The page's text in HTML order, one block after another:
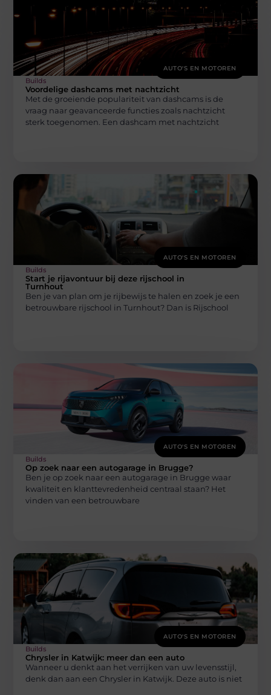
AUTO'S EN MOTOREN
Builds
Voordelige dashcams met nachtzicht
Met de groeiende populariteit van dashcams is de
vraag naar geavanceerde functies zoals nachtzicht
sterk toegenomen. Een dashcam met nachtzicht
AUTO'S EN MOTOREN
Builds
Start je rijavontuur bij deze rijschool in
Turnhout
Ben je van plan om je rijbewijs te halen en zoek je een
betrouwbare rijschool in Turnhout? Dan is Rijschool
AUTO'S EN MOTOREN
Builds
Op zoek naar een autogarage in Brugge?
Ben je op zoek naar een autogarage in Brugge waar
kwaliteit en klanttevredenheid centraal staan? Het
vinden van een betrouwbare
AUTO'S EN MOTOREN
Builds
Chrysler in Katwijk: meer dan een auto
Wanneer u denkt aan het verrijken van uw levensstijl,
denk dan aan een Chrysler in Katwijk. Deze auto is niet